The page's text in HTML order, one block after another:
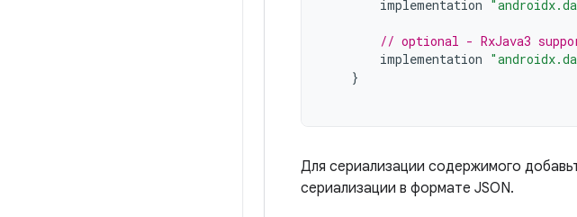
implementation
// optional - RxJava3
implementation
}
Для сериализации содержимого
сериализации в формате JSON.